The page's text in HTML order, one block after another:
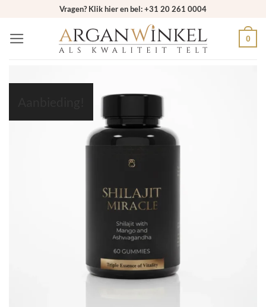
inhoud
Vragen? Klik hier en bel: +31 20 261 0004
0